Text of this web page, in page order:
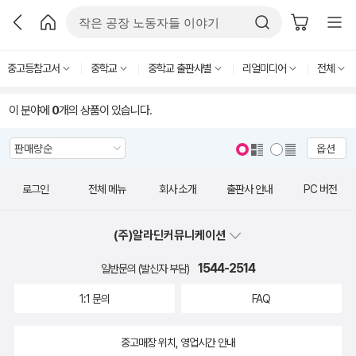
중고등참고서 중학교 중학교 출판사별 리얼미디어 전체
이 분야에 0개의 상품이 있습니다.
옵션
로그인 전체 메뉴 회사 소개 출판사 안내 PC 버전
(주)알라딘커뮤니케이션
일반문의 (발신자 부담) 1544-2514
1:1 문의 FAQ
중고매장 위치, 영업시간 안내